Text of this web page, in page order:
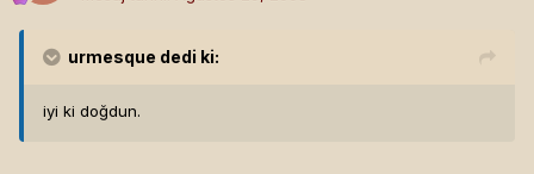
urmesque dedi ki:
iyi ki doğdun.